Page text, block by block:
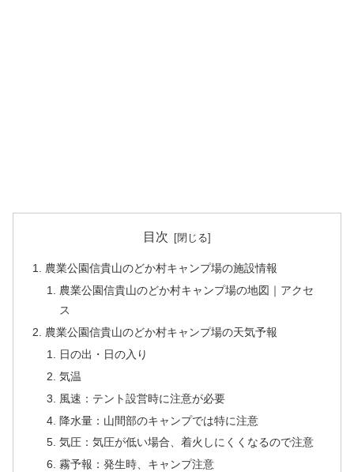
目次
農業公園信貴山のどか村キャンプ場の施設情報
農業公園信貴山のどか村キャンプ場の地図｜アクセ
ス
農業公園信貴山のどか村キャンプ場の天気予報
日の出・日の入り
気温
風速：テント設営時に注意が必要
降水量：山間部のキャンプでは特に注意
気圧：気圧が低い場合、着火しにくくなるので注意
霧予報：発生時、キャンプ注意